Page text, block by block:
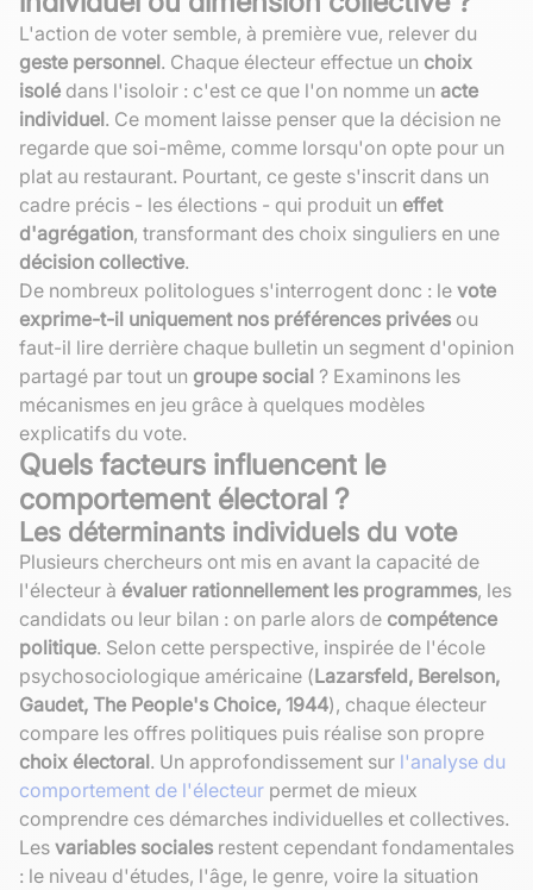
L'action de voter semble, à première vue, relever du
geste personnel. Chaque électeur effectue un choix
isolé dans l'isoloir : c'est ce que l'on nomme un acte
individuel. Ce moment laisse penser que la décision ne
regarde que soi-même, comme lorsqu'on opte pour un
plat au restaurant. Pourtant, ce geste s'inscrit dans un
cadre précis - les élections - qui produit un effet
d'agrégation, transformant des choix singuliers en une
décision collective.
De nombreux politologues s'interrogent donc : le vote
exprime-t-il uniquement nos préférences privées ou
faut-il lire derrière chaque bulletin un segment d'opinion
partagé par tout un groupe social ? Examinons les
mécanismes en jeu grâce à quelques modèles
explicatifs du vote.
Quels facteurs influencent le
comportement électoral ?
Les déterminants individuels du vote
Plusieurs chercheurs ont mis en avant la capacité de
l'électeur à évaluer rationnellement les programmes, les
candidats ou leur bilan : on parle alors de compétence
politique. Selon cette perspective, inspirée de l'école
psychosociologique américaine (Lazarsfeld, Berelson,
Gaudet, The People's Choice, 1944), chaque électeur
compare les offres politiques puis réalise son propre
choix électoral. Un approfondissement sur l'analyse du
comportement de l'électeur permet de mieux
comprendre ces démarches individuelles et collectives.
Les variables sociales restent cependant fondamentales
: le niveau d'études, l'âge, le genre, voire la situation